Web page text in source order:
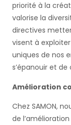
priorité à la
valorise la
directives
visent à
uniques de nos
s’épanouir et de
Amélioration
Chez SAMON,
de